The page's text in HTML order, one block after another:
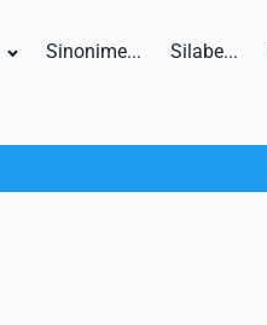
Sinonime... Silabe...